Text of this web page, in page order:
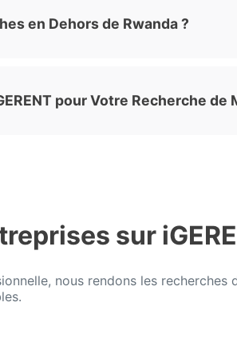
en Dehors de Rwanda ?
pour Votre Recherche de
sur
nous rendons les recherches